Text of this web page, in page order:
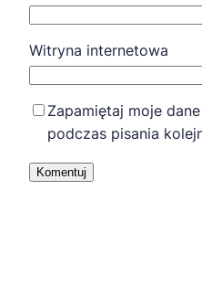
Witryna internetowa
Zapamiętaj moje
podczas pisania